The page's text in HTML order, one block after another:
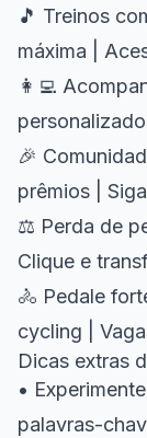
🎵 Treinos
máxima |
👩‍💻
🎉
prêmios |
⚖️ Perda de
Clique e
🚴 Pedale
cycling |
Dicas extras
•
palavras-